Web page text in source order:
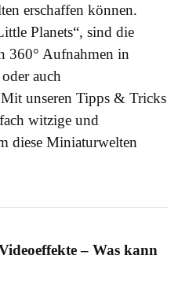
erschaffen können.
Planets“, sind die
360° Aufnahmen in
auch
unseren Tipps & Tricks
witzige und
diese Miniaturwelten
– Was kann